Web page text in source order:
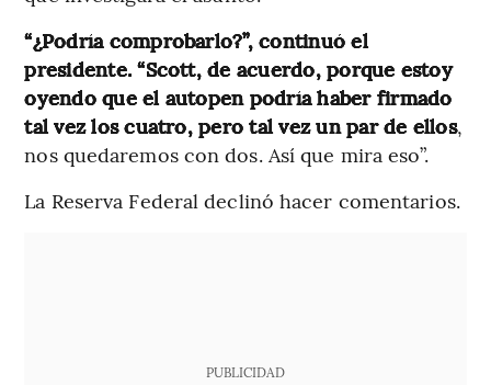
“¿Podría comprobarlo?”, continuó el
presidente. “Scott, de acuerdo, porque estoy
oyendo que el autopen podría haber firmado
tal vez los cuatro, pero tal vez un par de ellos,
nos quedaremos con dos. Así que mira eso”.
La Reserva Federal declinó hacer comentarios.
PUBLICIDAD